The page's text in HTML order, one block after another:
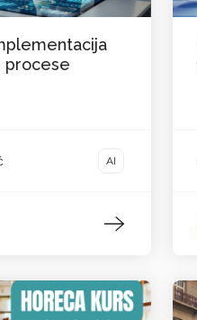
procese
AI